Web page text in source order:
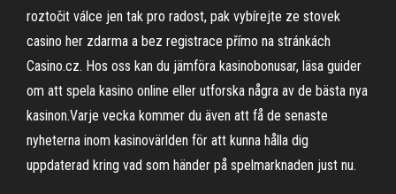
roztočit válce jen tak pro radost, pak vybírejte ze stovek
casino her zdarma a bez registrace přímo na stránkách
Casino.cz. Hos oss kan du jämföra kasinobonusar, läsa guider
om att spela kasino online eller utforska några av de bästa nya
kasinon.Varje vecka kommer du även att få de senaste
nyheterna inom kasinovärlden för att kunna hålla dig
uppdaterad kring vad som händer på spelmarknaden just nu.